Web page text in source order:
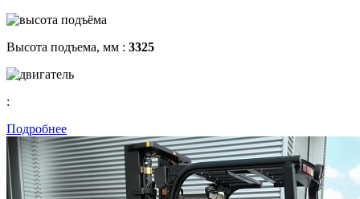
Высота подъема, мм : 3325
:
Подробнее